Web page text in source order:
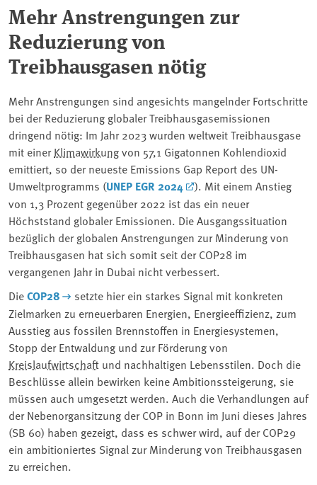
Mehr Anstrengungen zur
Reduzierung von
Treibhausgasen nötig
Mehr Anstrengungen sind angesichts mangelnder Fortschritte
bei der Reduzierung globaler Treibhausgasemissionen
dringend nötig: Im Jahr 2023 wurden weltweit Treibhausgase
mit einerKlimawirkungvon 57,1 Gigatonnen Kohlendioxid
emittiert, so der neueste Emissions Gap Report des UN-
Umweltprogramms (UNEP EGR 2024
). Mit einem Anstieg
von 1,3 Prozent gegenüber 2022 ist das ein neuer
Höchststand globaler Emissionen. Die Ausgangssituation
bezüglich der globalen Anstrengungen zur Minderung von
Treibhausgasen hat sich somit seit der COP28 im
vergangenen Jahr in Dubai nicht verbessert.
DieCOP28
setzte hier ein starkes Signal mit konkreten
Zielmarken zu erneuerbaren Energien, Energieeffizienz, zum
Ausstieg aus fossilen Brennstoffen in Energiesystemen,
Stopp der Entwaldung und zur Förderung von
Kreislaufwirtschaft und nachhaltigen Lebensstilen. Doch die
Beschlüsse allein bewirken keine Ambitionssteigerung, sie
müssen auch umgesetzt werden. Auch die Verhandlungen auf
der Nebenorgansitzung der COP in Bonn im Juni dieses Jahres
(SB 60) haben gezeigt, dass es schwer wird, auf der COP29
ein ambitioniertes Signal zur Minderung von Treibhausgasen
zu erreichen.